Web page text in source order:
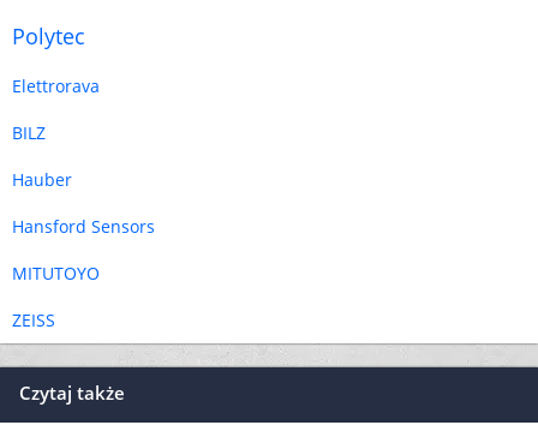
Polytec
Elettrorava
BILZ
Hauber
Hansford Sensors
MITUTOYO
ZEISS
Czytaj także